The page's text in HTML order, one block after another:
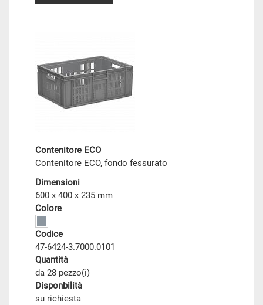
Contenitore ECO
Contenitore ECO, fondo fessurato
Dimensioni
600 x 400 x 235 mm
Colore
Codice
47-6424-3.7000.0101
Quantità
da 28 pezzo(i)
Disponbilità
su richiesta